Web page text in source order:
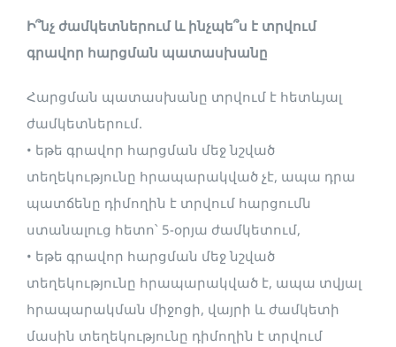
Ի՞նչ ժամկետներում և ինչպե՞ս է տրվում
գրավոր հարցման պատասխանը
Հարցման պատասխանը տրվում է հետևյալ
ժամկետներում.
• եթե գրավոր հարցման մեջ նշված
տեղեկությունը հրապարակված չէ, ապա դրա
պատճենը դիմողին է տրվում հարցումն
ստանալուց հետո՝ 5-օրյա ժամկետում,
• եթե գրավոր հարցման մեջ նշված
տեղեկությունը հրապարակված է, ապա տվյալ
հրապարակման միջոցի, վայրի և ժամկետի
մասին տեղեկությունը դիմողին է տրվում